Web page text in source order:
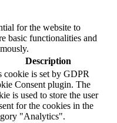
for the website to
basic functionalities and
Description
cookie is set by GDPR
Consent plugin. The
is used to store the user
for the cookies in the
"Analytics".